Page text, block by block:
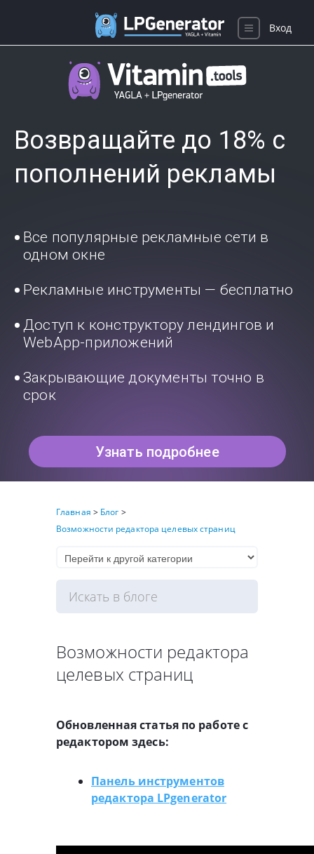
Возвращайте до 18% с
пополнений рекламы
Все популярные рекламные сети в
одном окне
Рекламные инструменты — бесплатно
Доступ к конструктору лендингов и
WebApp-приложений
Закрывающие документы точно в
срок
Узнать подробнее
Главная > Блог >
Возможности редактора целевых страниц
Возможности редактора
целевых страниц
Обновленная статья по работе с
редактором здесь:
Панель инструментов
редактора LPgenerator
Вход